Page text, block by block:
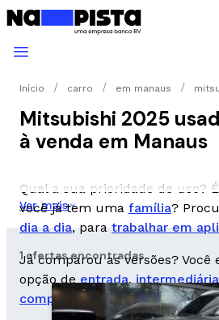
Início carro em manaus
Mitsubishi 2025
à venda em Manaus
Qual a sua prioridade de uso?
você já tem uma família?
dia a dia, para trabalhar em
Já comparou as versões?
opção deentrada,intermediária
completa?
Ver mais
1 ofertas encontradas